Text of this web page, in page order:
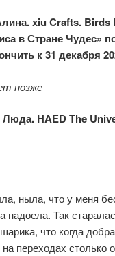
xiu Crafts. Birds
в Стране Чудес»
к 31 декабря
позже
HAED The
ныла, что у меня
надоела. Так
что когда
переходах столько